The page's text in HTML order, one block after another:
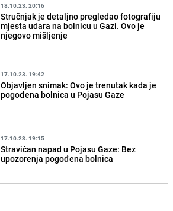
18.10.23. 20:16
Stručnjak je detaljno pregledao fotografiju
mjesta udara na bolnicu u Gazi. Ovo je
njegovo mišljenje
17.10.23. 19:42
Objavljen snimak: Ovo je trenutak kada je
pogođena bolnica u Pojasu Gaze
17.10.23. 19:15
Stravičan napad u Pojasu Gaze: Bez
upozorenja pogođena bolnica